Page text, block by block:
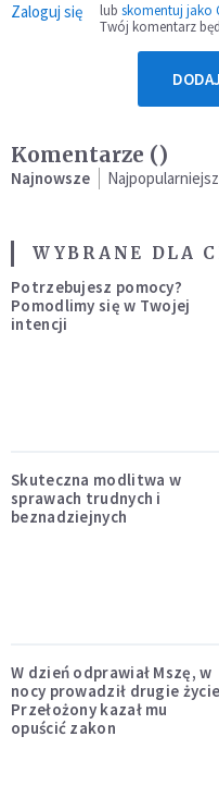
Zaloguj się lub skomentuj jako
Twój komentarz
Komentarze ()
Najnowsze
WYBRANE DLA
Potrzebujesz pomocy?
Pomodlimy się w Twojej
intencji
Skuteczna modlitwa w
sprawach trudnych i
beznadziejnych
W dzień odprawiał Mszę, w
nocy prowadził drugie
Przełożony kazał mu
opuścić zakon